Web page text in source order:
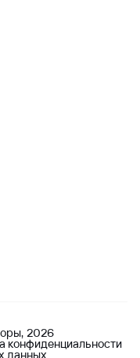
2026
конфиденциальности
данных